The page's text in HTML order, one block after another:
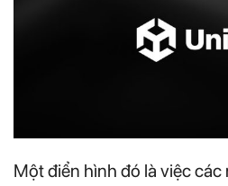
Một điển hình đó là việc